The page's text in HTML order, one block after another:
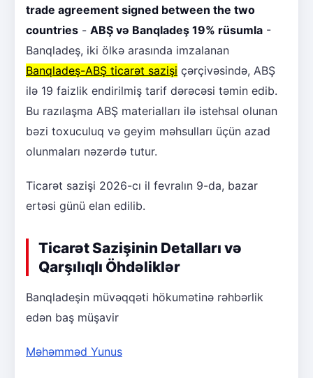
trade agreement signed between the two
countries - ABŞ və Banqladeş 19% rüsumla -
Banqladeş, iki ölkə arasında imzalanan
Banqladeş-ABŞ ticarət sazişi çərçivəsində, ABŞ
ilə 19 faizlik endirilmiş tarif dərəcəsi təmin edib.
Bu razılaşma ABŞ materialları ilə istehsal olunan
bəzi toxuculuq və geyim məhsulları üçün azad
olunmaları nəzərdə tutur.
Ticarət sazişi 2026-cı il fevralın 9-da, bazar
ertəsi günü elan edilib.
Ticarət Sazişinin Detalları və
Qarşılıqlı Öhdəliklər
Banqladeşin müvəqqəti hökumətinə rəhbərlik
edən baş müşavir
Məhəmməd Yunus